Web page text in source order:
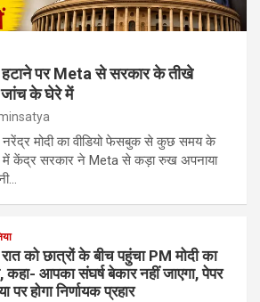
हटाने पर Meta से सरकार के तीखे
जांच के घेरे में
नरेंद्र मोदी का वीडियो फेसबुक से कुछ समय के
में केंद्र सरकार ने Meta से कड़ा रुख अपनाया
को छात्रों के बीच पहुंचा PM मोदी का
आपका संघर्ष बेकार नहीं जाएगा, पेपर
पर होगा निर्णायक प्रहार